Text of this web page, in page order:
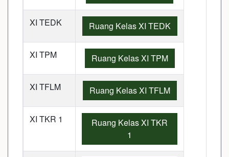
XI TEDK Ruang Kelas XI TEDK
XI TPM Ruang Kelas XI TPM
XI TFLM Ruang Kelas XI TFLM
XI TKR 1
Ruang Kelas XI TKR
1